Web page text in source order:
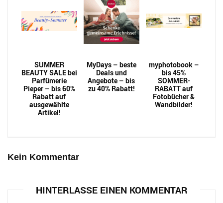
SUMMER
BEAUTY SALE bei
Parfümerie
Pieper – bis 60%
Rabatt auf
ausgewählte
Artikel!
MyDays – beste
Deals und
Angebote – bis
zu 40% Rabatt!
myphotobook –
bis 45%
SOMMER-
RABATT auf
Fotobücher &
Wandbilder!
Kein Kommentar
HINTERLASSE EINEN KOMMENTAR